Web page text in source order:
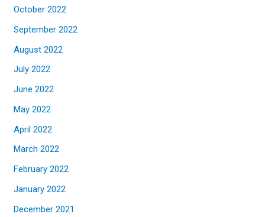
October 2022
September 2022
August 2022
July 2022
June 2022
May 2022
April 2022
March 2022
February 2022
January 2022
December 2021